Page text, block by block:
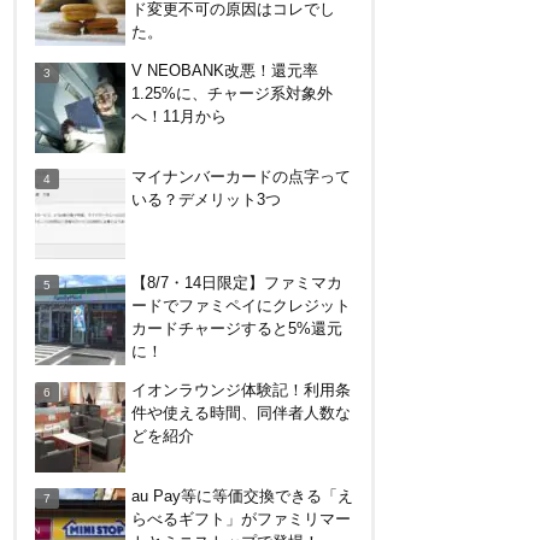
ット・デメリットまとめ
のクッション（丸型）を3ヶ月
使ってみた感想
件や使える時間、同伴者人数な
どを紹介
ストコもそれ以外も還元率2%
キャンペーン！2/1～3/31
デビット利用2%還元が可能
に！月末のみ残高200万円必
要。1/1～
手数料徴収へ！8/3～
ド変更不可の原因はコレでし
た。
V NEOBANK改悪！還元率
1.25%に、チャージ系対象外
へ！11月から
マイナンバーカードの点字って
いる？デメリット3つ
【8/7・14日限定】ファミマカ
ードでファミペイにクレジット
カードチャージすると5%還元
に！
イオンラウンジ体験記！利用条
件や使える時間、同伴者人数な
どを紹介
au Pay等に等価交換できる「え
らべるギフト」がファミリマー